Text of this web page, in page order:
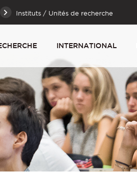
Instituts / Unités de recherche
INTERNATIONAL